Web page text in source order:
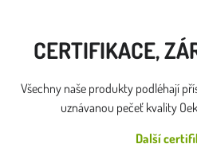
CERTIFIKACE,
Všechny naše produkty podléhají
uznávanou pečeť kvality
Další